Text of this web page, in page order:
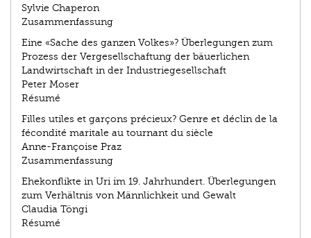
Sylvie Chaperon
Zusammenfassung
Eine «Sache des ganzen Volkes»? Überlegungen zum
Prozess der Vergesellschaftung der bäuerlichen
Landwirtschaft in der Industriegesellschaft
Peter Moser
Résumé
Filles utiles et garçons précieux? Genre et déclin de la
fécondité maritale au tournant du siècle
Anne-Françoise Praz
Zusammenfassung
Ehekonflikte in Uri im 19. Jahrhundert. Überlegungen
zum Verhältnis von Männlichkeit und Gewalt
Claudia Töngi
Résumé